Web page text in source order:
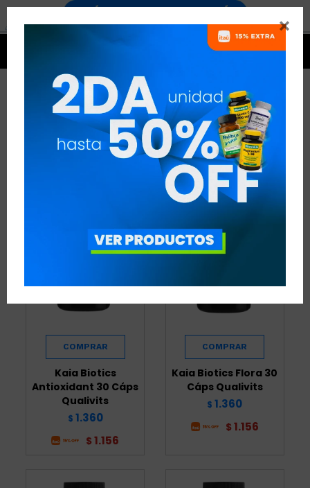

PROBIÓTICOS QUALIVITS
PROBIÓTICOS Y PREBIÓTICOS PROBIÓTICOS
QUALIVITS
RECOMENDADOS
Kaia Biotics
Antioxidant 30 Cáps
Qualivits
$ 1.360
$ 1.156
Kaia Biotics Flora 30
Cáps Qualivits
$ 1.360
$ 1.156